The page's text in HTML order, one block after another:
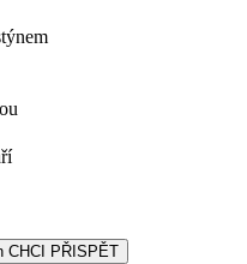
CHCI PŘISPĚT